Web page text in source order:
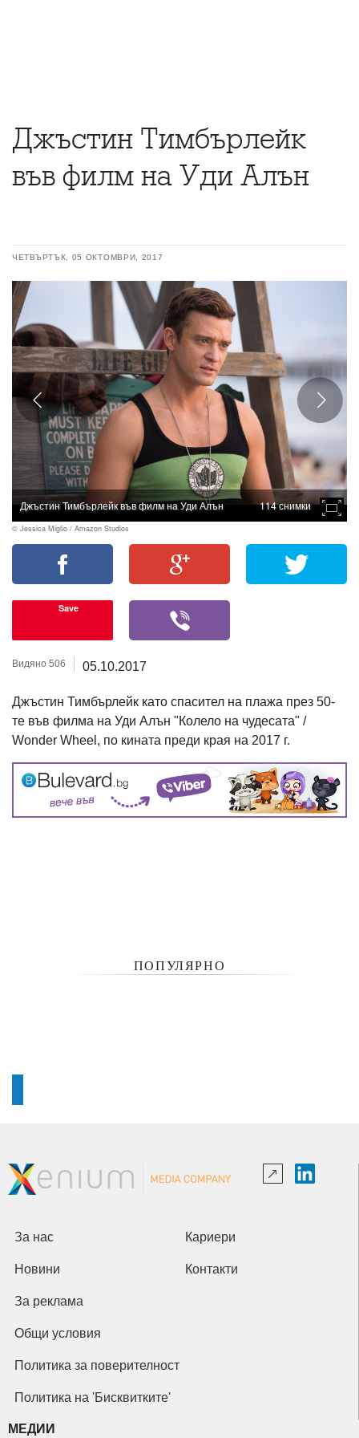
Джъстин Тимбърлейк
във филм на Уди Алън
ЧЕТВЪРТЪК, 05 ОКТОМВРИ, 2017
Джъстин Тимбърлейк във филм на Уди Алън 114 снимки
© Jessica Miglio / Amazon Studios
Save
Видяно 506 05.10.2017
Джъстин Тимбърлейк като спасител на плажа през 50-
те във филма на Уди Алън "Колело на чудесата" /
Wonder Wheel, по кината преди края на 2017 г.
ПОПУЛЯРНО
За нас Кариери
Новини Контакти
За реклама
Общи условия
Политика за поверителност
Политика на 'Бисквитките'
МЕДИИ